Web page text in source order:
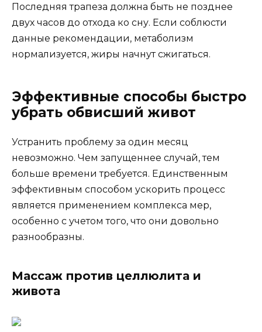
Последняя трапеза должна быть не позднее
двух часов до отхода ко сну. Если соблюсти
данные рекомендации, метаболизм
нормализуется, жиры начнут сжигаться.
Эффективные способы быстро
убрать обвисший живот
Устранить проблему за один месяц
невозможно. Чем запущеннее случай, тем
больше времени требуется. Единственным
эффективным способом ускорить процесс
является применением комплекса мер,
особенно с учетом того, что они довольно
разнообразны.
Массаж против целлюлита и
живота